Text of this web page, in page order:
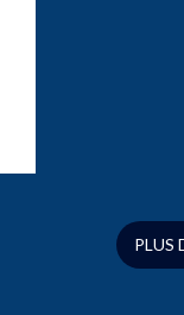
PLUS